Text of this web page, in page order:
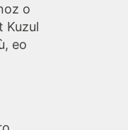
o
Kuzul
eo